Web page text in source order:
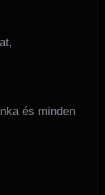
és minden